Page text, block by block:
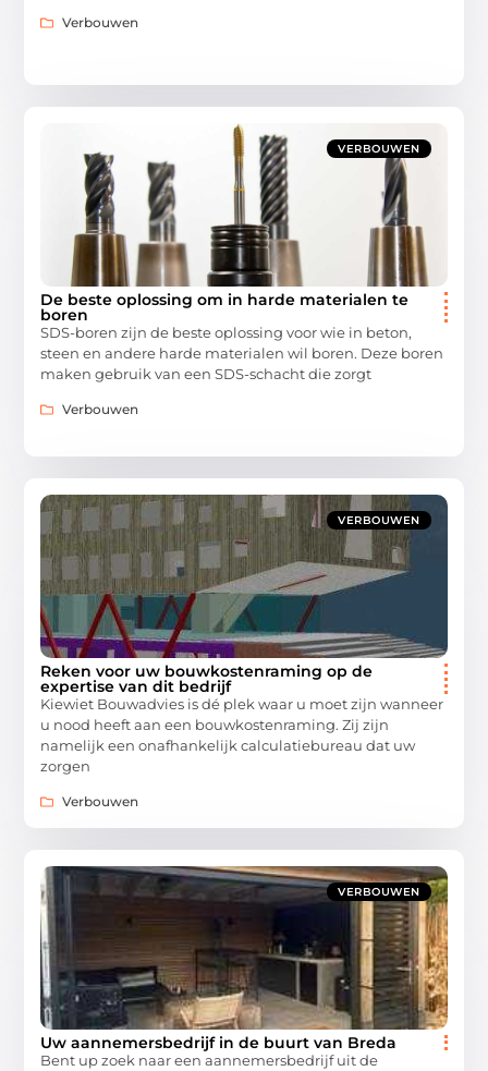
Verbouwen
VERBOUWEN
De beste oplossing om in harde materialen te
boren
SDS-boren zijn de beste oplossing voor wie in beton,
steen en andere harde materialen wil boren. Deze boren
maken gebruik van een SDS-schacht die zorgt
Verbouwen
VERBOUWEN
Reken voor uw bouwkostenraming op de
expertise van dit bedrijf
Kiewiet Bouwadvies is dé plek waar u moet zijn wanneer
u nood heeft aan een bouwkostenraming. Zij zijn
namelijk een onafhankelijk calculatiebureau dat uw
zorgen
Verbouwen
VERBOUWEN
Uw aannemersbedrijf in de buurt van Breda
Bent up zoek naar een aannemersbedrijf uit de